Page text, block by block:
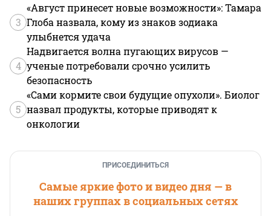
3
«Август принесет новые возможности»: Тамара
Глоба назвала, кому из знаков зодиака
улыбнется удача
4
Надвигается волна пугающих вирусов —
ученые потребовали срочно усилить
безопасность
5
«Сами кормите свои будущие опухоли». Биолог
назвал продукты, которые приводят к
онкологии
ПРИСОЕДИНИТЬСЯ
Самые яркие фото и видео дня — в
наших группах в социальных сетях